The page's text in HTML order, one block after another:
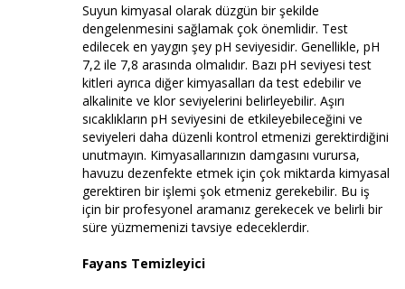
Suyun kimyasal olarak düzgün bir şekilde
dengelenmesini sağlamak çok önemlidir. Test
edilecek en yaygın şey pH seviyesidir. Genellikle, pH
7,2 ile 7,8 arasında olmalıdır. Bazı pH seviyesi test
kitleri ayrıca diğer kimyasalları da test edebilir ve
alkalinite ve klor seviyelerini belirleyebilir. Aşırı
sıcaklıkların pH seviyesini de etkileyebileceğini ve
seviyeleri daha düzenli kontrol etmenizi gerektirdiğini
unutmayın. Kimyasallarınızın damgasını vurursa,
havuzu dezenfekte etmek için çok miktarda kimyasal
gerektiren bir işlemi şok etmeniz gerekebilir. Bu iş
için bir profesyonel aramanız gerekecek ve belirli bir
süre yüzmemenizi tavsiye edeceklerdir.
Fayans Temizleyici